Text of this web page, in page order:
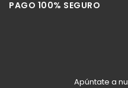
PAGO 100% SEGURO
Apúntate a